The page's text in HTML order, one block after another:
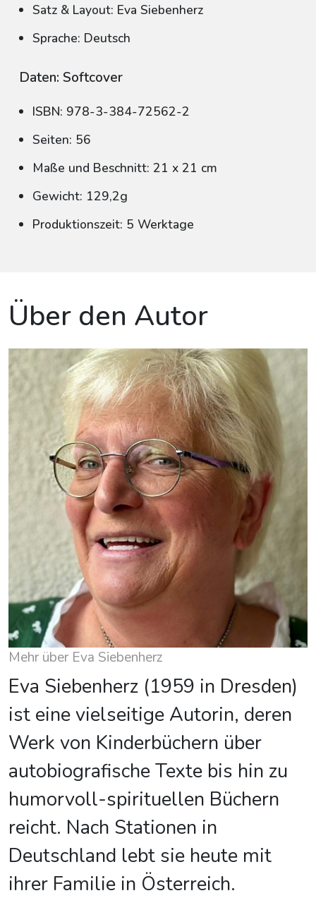
Satz & Layout: Eva Siebenherz
Sprache: Deutsch
Daten: Softcover
ISBN: 978-3-384-72562-2
Seiten: 56
Maße und Beschnitt: 21 x 21 cm
Gewicht: 129,2g
Produktionszeit: 5 Werktage
Über den Autor
Mehr über Eva Siebenherz
Eva Siebenherz (1959 in Dresden)
ist eine vielseitige Autorin, deren
Werk von Kinderbüchern über
autobiografische Texte bis hin zu
humorvoll-spirituellen Büchern
reicht. Nach Stationen in
Deutschland lebt sie heute mit
ihrer Familie in Österreich.